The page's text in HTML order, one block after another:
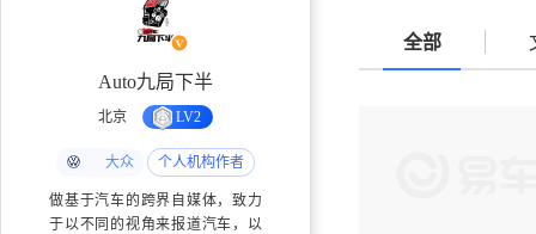
Auto九局下半
北京 LV2
大众 个人机构作者
做基于汽车的跨界自媒体，致力
于以不同的视角来报道汽车，以
全部